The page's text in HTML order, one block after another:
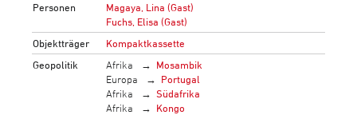
Personen
Magaya, Lina (Gast)
Fuchs, Elisa (Gast)
Objektträger
Kompaktkassette
Geopolitik
Afrika
Mosambik
Europa
Portugal
Afrika
Südafrika
Afrika
Kongo